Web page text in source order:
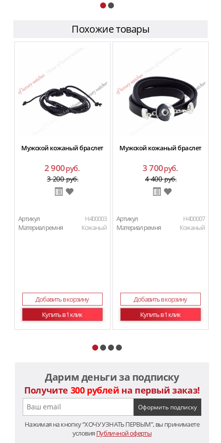
Похожие товары
Мужской кожаный браслет
2 900руб.
3 200руб.
Артикул
H400003
Материал ремня
Кожаный
Добавить в корзину
Купить в 1 клик
Мужской кожаный браслет
3 700руб.
4 400руб.
Артикул
H400007
Материал ремня
Кожаный
Добавить в корзину
Купить в 1 клик
Дарим деньги за подписку
Получите 300 рублей на первый заказ!
Нажимая на кнопку “ХОЧУ УЗНАТЬ ПЕРВЫМ”, вы принимаете
условия Публичной оферты